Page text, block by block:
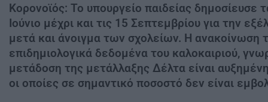
Κορονοϊός: Το υπουργείο παιδείας δημοσίευσε
Ιούνιο μέχρι και τις 15 Σεπτεμβρίου για την
μετά και άνοιγμα των σχολείων. Η ανακοίνωση
επιδημιολογικά δεδομένα του καλοκαιριού,
μετάδοση της μετάλλαξης Δέλτα είναι
οι οποίες σε σημαντικό ποσοστό δεν είναι